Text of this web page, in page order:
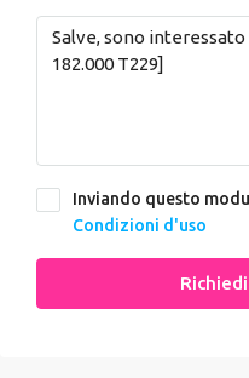
Inviando questo
Condizioni d'uso